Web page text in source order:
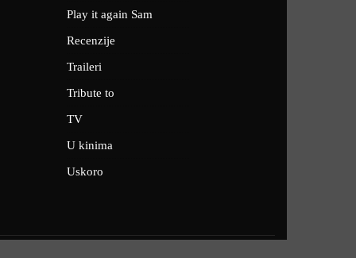
Play it again Sam
Recenzije
Traileri
Tribute to
TV
U kinima
Uskoro